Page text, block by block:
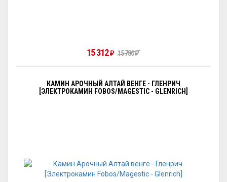
15 312₽ 15 786₽
КАМИН АРОЧНЫЙ АЛТАЙ ВЕНГЕ - ГЛЕНРИЧ
[ЭЛЕКТРОКАМИН FOBOS/MAGESTIC - GLENRICH]